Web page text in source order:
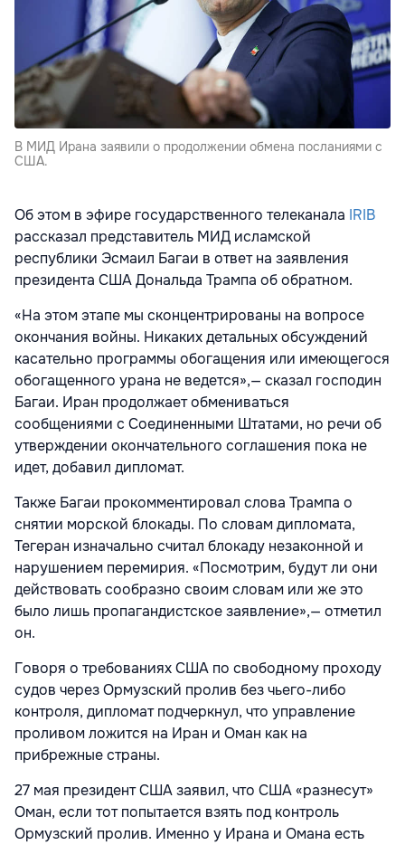
В МИД Ирана заявили о продолжении обмена посланиями с
США.
Об этом в эфире государственного телеканала IRIB
рассказал представитель МИД исламской
республики Эсмаил Багаи в ответ на заявления
президента США Дональда Трампа об обратном.
«На этом этапе мы сконцентрированы на вопросе
окончания войны. Никаких детальных обсуждений
касательно программы обогащения или имеющегося
обогащенного урана не ведется»,— сказал господин
Багаи. Иран продолжает обмениваться
сообщениями с Соединенными Штатами, но речи об
утверждении окончательного соглашения пока не
идет, добавил дипломат.
Также Багаи прокомментировал слова Трампа о
снятии морской блокады. По словам дипломата,
Тегеран изначально считал блокаду незаконной и
нарушением перемирия. «Посмотрим, будут ли они
действовать сообразно своим словам или же это
было лишь пропагандистское заявление»,— отметил
он.
Говоря о требованиях США по свободному проходу
судов через Ормузский пролив без чьего-либо
контроля, дипломат подчеркнул, что управление
проливом ложится на Иран и Оман как на
прибрежные страны.
27 мая президент США заявил, что США «разнесут»
Оман, если тот попытается взять под контроль
Ормузский пролив. Именно у Ирана и Омана есть